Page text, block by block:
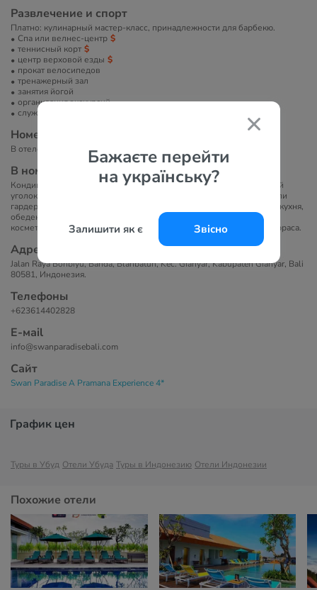
Бажаєте перейти
на українську?
Залишити як є Звісно
Развлечение и спорт
Платно: кулинарный мастер-класс, принадлежности для барбекю.
Спа или велнес-центр
теннисный корт
центр верховой езды
прокат велосипедов
тренажерный зал
занятия йогой
организация экскурсий
служба организации торжеств
Номера
В отеле 54 номера.
В номерах
Кондиционер, Wi-Fi, сейф, телевизор с плоским экраном, гостиный
уголок, диван, розетка около кровати, телефон, мини-бар, шкаф или
гардероб, рабочий стол, холодильник, микроволновая печь, мини-кухня,
обеденная зона, электрический чайник, душ, фен, туалетно-
косметические принадлежности, гладильные принадлежности, терраса.
Адрес
Jalan Raya Bonbiyu, Banda, Blahbatuh, Kec. Gianyar, Kabupaten Gianyar, Bali
80581, Индонезия.
Телефоны
+623614402828
Е-маil
info@swanparadisebali.com
Сайт
Swan Paradise A Pramana Experience 4*
График цен
Туры в Убуд Отели Убуда Туры в Индонезию Отели Индонезии
Похожие отели